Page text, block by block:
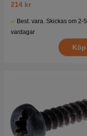
214 kr
Best. vara. Skickas om 2-5
vardagar
Köp